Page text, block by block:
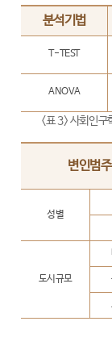
분석기법
T-TEST
ANOVA
<표 3> 사회인구
변인범주
성별
도시규모